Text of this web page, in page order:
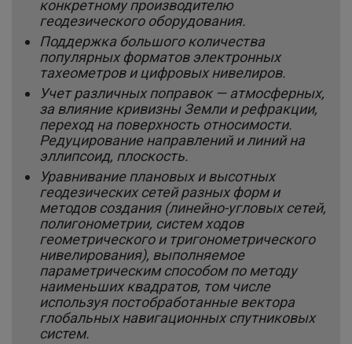
конкретному производителю
геодезического оборудования.
Поддержка большого количества
популярных форматов электронных
тахеометров и цифровых нивелиров.
Учет различных поправок — атмосферных,
за влияние кривизны Земли и рефракции,
переход на поверхность относимости.
Редуцирование направлений и линий на
эллипсоид, плоскость.
Уравнивание плановых и высотных
геодезических сетей разных форм и
методов создания (линейно-угловых сетей,
полигонометрии, систем ходов
геометрического и тригонометрического
нивелирования), выполняемое
параметрическим способом по методу
наименьших квадратов, том числе
используя постобработанные вектора
глобальных навигационных спутниковых
систем.